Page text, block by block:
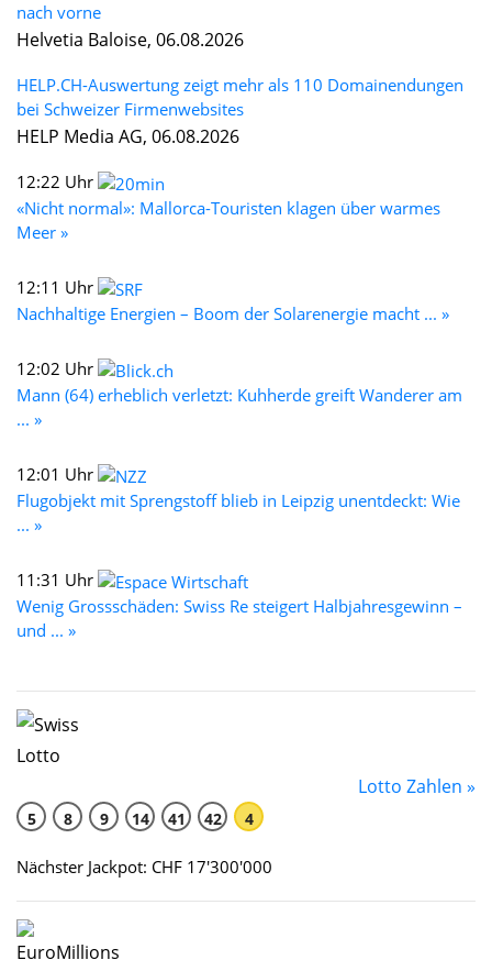
nach vorne
Helvetia Baloise, 06.08.2026
HELP.CH-Auswertung zeigt mehr als 110 Domainendungen
bei Schweizer Firmenwebsites
HELP Media AG, 06.08.2026
12:22 Uhr
«Nicht normal»: Mallorca-Touristen klagen über warmes
Meer »
12:11 Uhr
Nachhaltige Energien – Boom der Solarenergie macht ... »
12:02 Uhr
Mann (64) erheblich verletzt: Kuhherde greift Wanderer am
... »
12:01 Uhr
Flugobjekt mit Sprengstoff blieb in Leipzig unentdeckt: Wie
... »
11:31 Uhr
Wenig Grossschäden: Swiss Re steigert Halbjahresgewinn –
und ... »
Lotto Zahlen »
5 8 9 14 41 42 4
Nächster Jackpot: CHF 17'300'000